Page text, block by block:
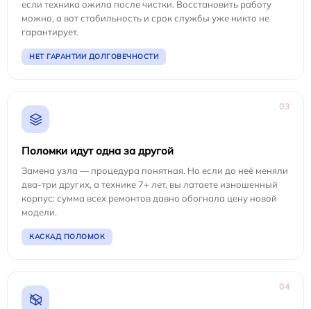
если техника ожила после чистки. Восстановить работу
можно, а вот стабильность и срок службы уже никто не
гарантирует.
НЕТ ГАРАНТИИ ДОЛГОВЕЧНОСТИ
03
Поломки идут одна за другой
Замена узла — процедура понятная. Но если до неё меняли
два-три других, а технике 7+ лет, вы латаете изношенный
корпус: сумма всех ремонтов давно обогнала цену новой
модели.
КАСКАД ПОЛОМОК
04